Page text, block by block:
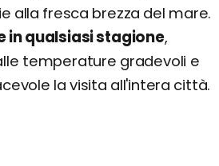
alla fresca brezza del mare.
in qualsiasi stagione,
temperature gradevoli e
la visita all'intera città.